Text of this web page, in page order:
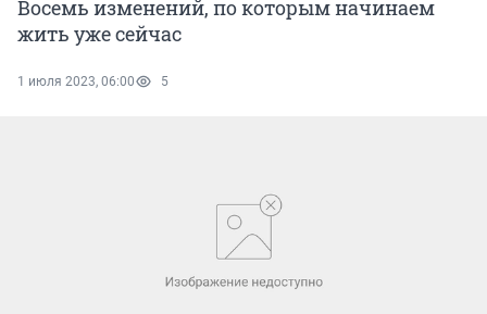
Восемь изменений, по которым начинаем
жить уже сейчас
1 июля 2023, 06:00 5